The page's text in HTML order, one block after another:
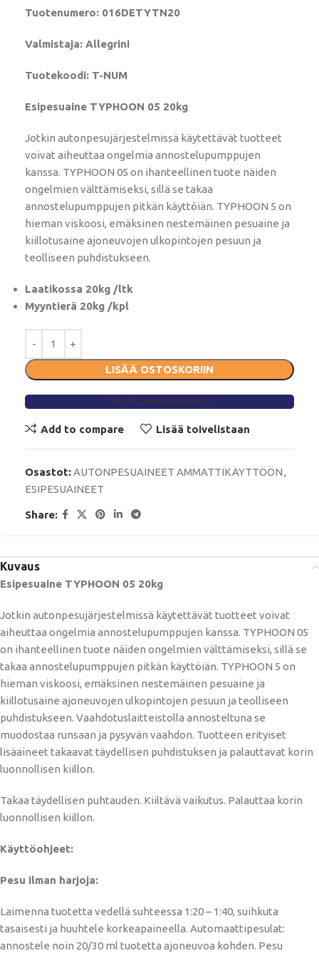
Tuotenumero: 016DETYTN20
Valmistaja: Allegrini
Tuotekoodi: T-NUM
Esipesuaine TYPHOON 05 20kg
Jotkin autonpesujärjestelmissä käytettävät tuotteet
voivat aiheuttaa ongelmia annostelupumppujen
kanssa. TYPHOON 05 on ihanteellinen tuote näiden
ongelmien välttämiseksi, sillä se takaa
annostelupumppujen pitkän käyttöiän. TYPHOON 5 on
hieman viskoosi, emäksinen nestemäinen pesuaine ja
kiillotusaine ajoneuvojen ulkopintojen pesuun ja
teolliseen puhdistukseen.
Laatikossa 20kg /ltk
Myyntierä 20kg /kpl
LISÄÄ OSTOSKORIIN
TÄYTÄ LAINAHAKEMUS
Add to compare Lisää toivelistaan
Osastot:AUTONPESUAINEET AMMATTIKÄYTTÖÖN,
ESIPESUAINEET
Share:
Kuvaus
Esipesuaine TYPHOON 05 20kg
Jotkin autonpesujärjestelmissä käytettävät tuotteet voivat
aiheuttaa ongelmia annostelupumppujen kanssa. TYPHOON 05
on ihanteellinen tuote näiden ongelmien välttämiseksi, sillä se
takaa annostelupumppujen pitkän käyttöiän. TYPHOON 5 on
hieman viskoosi, emäksinen nestemäinen pesuaine ja
kiillotusaine ajoneuvojen ulkopintojen pesuun ja teolliseen
puhdistukseen. Vaahdotuslaitteistolla annosteltuna se
muodostaa runsaan ja pysyvän vaahdon. Tuotteen erityiset
lisäaineet takaavat täydellisen puhdistuksen ja palauttavat korin
luonnollisen kiillon.
Takaa täydellisen puhtauden. Kiiltävä vaikutus. Palauttaa korin
luonnollisen kiillon.
Käyttöohjeet:
Pesu ilman harjoja:
Laimenna tuotetta vedellä suhteessa 1:20 – 1:40, suihkuta
tasaisesti ja huuhtele korkeapaineella. Automaattipesulat:
annostele noin 20/30 ml tuotetta ajoneuvoa kohden. Pesu